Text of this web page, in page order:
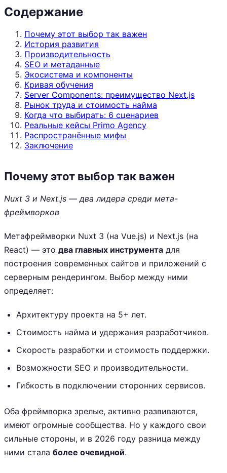
Содержание
Почему этот выбор так важен
История развития
Производительность
SEO и метаданные
Экосистема и компоненты
Кривая обучения
Server Components: преимущество Next.js
Рынок труда и стоимость найма
Когда что выбирать: 6 сценариев
Реальные кейсы Primo Agency
Распространённые мифы
Заключение
Почему этот выбор так важен
Nuxt 3 и Next.js — два лидера среди мета-
фреймворков
Метафреймворки Nuxt 3 (на Vue.js) и Next.js (на
React) — это два главных инструмента для
построения современных сайтов и приложений с
серверным рендерингом. Выбор между ними
определяет:
Архитектуру проекта на 5+ лет.
Стоимость найма и удержания разработчиков.
Скорость разработки и стоимость поддержки.
Возможности SEO и производительности.
Гибкость в подключении сторонних сервисов.
Оба фреймворка зрелые, активно развиваются,
имеют огромные сообщества. Но у каждого свои
сильные стороны, и в 2026 году разница между
ними стала более очевидной.